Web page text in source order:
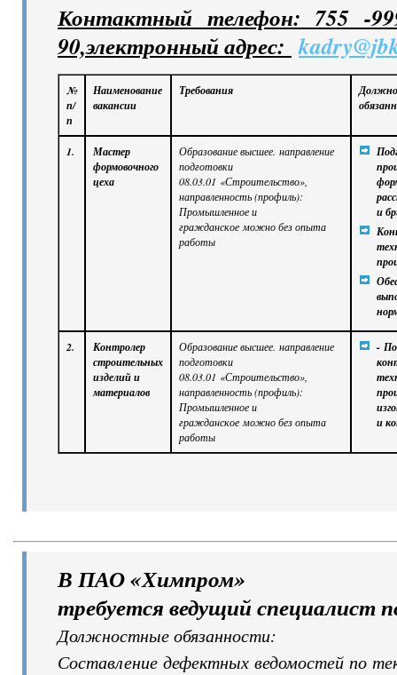
Контактный телефон: 755 -
90,электронный адрес:
№
п/
п
Наименование
вакансии
Требования
1.
Мастер
формовочного
цеха
Образование высшее. направление
подготовки
08.03.01 «Строительство»
направленность (профиль):
Промышленное и
гражданское можно без опыта
работы
и
2.
Контролер
строительных
изделий и
материалов
Образование высшее. направление
подготовки
08.03.01 «Строительство»
направленность (профиль):
Промышленное и
гражданское можно без опыта
работы
-
и
В ПАО «Химпром»
требуется ведущий специалист
Должностные обязанности:
Составление дефектных ведомостей по